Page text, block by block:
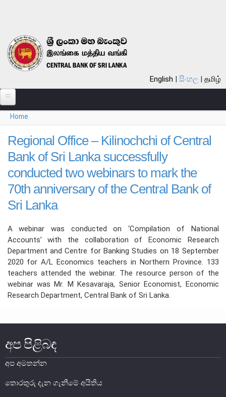
English සිංහල தமிழ்
පිළිබඳ
බැංකුව පිළිබඳ
සමස්ත විග්‍රහය
බැංකුවේ ඉතිහාසය
දැක්ම, මෙහෙවර, ගුණාංග
අරමුණු
සංවිධාන ව්‍යුහය
පාලන ව්‍යුහය
ප්‍රධාන නිලධාරීන්
දෙපාර්තමේන්තු
එක්ස්ටර් වාර්තාව
You are here
Home
Regional Office – Kilinochchi of Central
Bank of Sri Lanka successfully
conducted two webinars to mark the
70th anniversary of the Central Bank of
Sri Lanka
A webinar was conducted on ‘Compilation of National
Accounts’ with the collaboration of Economic Research
Department and Centre for Banking Studies on 18 September
2020 for A/L Economics teachers in Northern Province. 133
teachers attended the webinar. The resource person of the
webinar was Mr. M Kesavaraja, Senior Economist, Economic
Research Department, Central Bank of Sri Lanka.
අප පිළිබඳ
අප අමතන්න
තොරතුරු දැන ගැනීමේ අයිතිය